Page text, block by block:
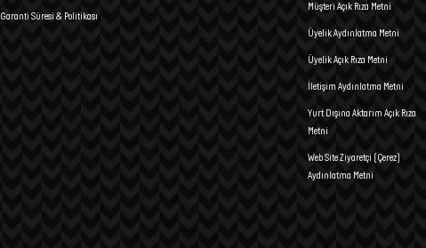
Garanti Süresi & Politikası
Müşteri Açık Rıza Metni
Üyelik Aydınlatma Metni
Üyelik Açık Rıza Metni
İletişim Aydınlatma Metni
Yurt Dışına Aktarım Açık Rıza
Metni
Web Site Ziyaretçi (Çerez)
Aydınlatma Metni